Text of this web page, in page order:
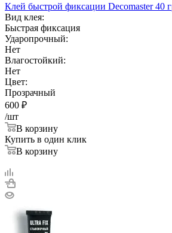
Клей быстрой фиксации Decomaster 40
Вид клея:
Быстрая фиксация
Ударопрочный:
Нет
Влагостойкий:
Нет
Цвет:
Прозрачный
600 ₽
/шт
В корзину
Купить в один клик
В корзину